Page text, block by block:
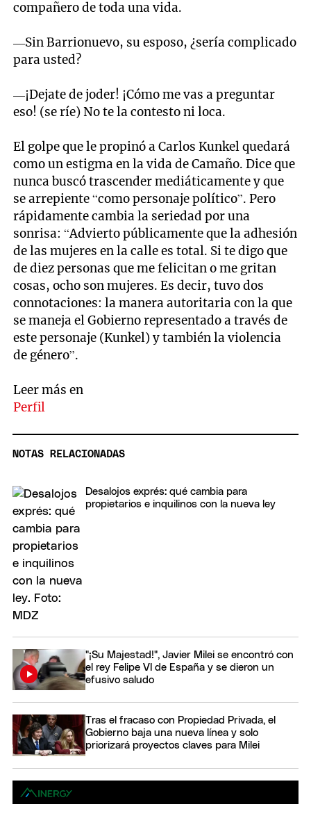
compañero de toda una vida.
—Sin Barrionuevo, su esposo, ¿sería complicado
para usted?
—¡Dejate de joder! ¡Cómo me vas a preguntar
eso! (se ríe) No te la contesto ni loca.
El golpe que le propinó a Carlos Kunkel quedará
como un estigma en la vida de Camaño. Dice que
nunca buscó trascender mediáticamente y que
se arrepiente “como personaje político”. Pero
rápidamente cambia la seriedad por una
sonrisa: “Advierto públicamente que la adhesión
de las mujeres en la calle es total. Si te digo que
de diez personas que me felicitan o me gritan
cosas, ocho son mujeres. Es decir, tuvo dos
connotaciones: la manera autoritaria con la que
se maneja el Gobierno representado a través de
este personaje (Kunkel) y también la violencia
de género”.
Leer más en
Perfil
NOTAS RELACIONADAS
Desalojos exprés: qué cambia para
propietarios e inquilinos con la nueva ley
"¡Su Majestad!", Javier Milei se encontró con
el rey Felipe VI de España y se dieron un
efusivo saludo
Tras el fracaso con Propiedad Privada, el
Gobierno baja una nueva línea y solo
priorizará proyectos claves para Milei